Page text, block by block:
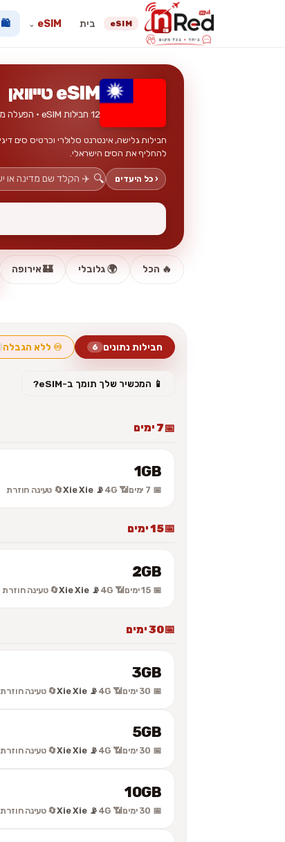
eSIM בית eSIM
⌄
🛍️
eSIM טייוואן
12 חבילות eSIM · הפעלה מיידית · ללא כרטיס פיזי
להחליף את הסים הישראלי.
‹ כל היעדים 🔍
🔥 הכל 🌍 גלובלי 🏰 אירופה
חבילות נתונים 6 ♾️ ללא הגבלה
📱 המכשיר שלך תומך ב-eSIM?
7 ימים
1GB
📅 7 ימים 📶 4G
📡 Xie Xie 🔄 טעינה חוזרת
15 ימים
2GB
📅 15 ימים 📶 4G
📡 Xie Xie 🔄 טעינה חוזרת
30 ימים
3GB
📅 30 ימים 📶 4G
📡 Xie Xie 🔄 טעינה חוזרת
5GB
📅 30 ימים 📶 4G
📡 Xie Xie 🔄 טעינה חוזרת
10GB
📅 30 ימים 📶 4G
📡 Xie Xie 🔄 טעינה חוזרת